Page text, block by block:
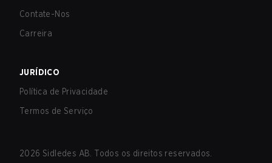
Contate-Nos
Carreira
JURÍDICO
Política de Privacidade
Termos de Serviço
2026 Sidledes AB. Todos os direitos reservados.